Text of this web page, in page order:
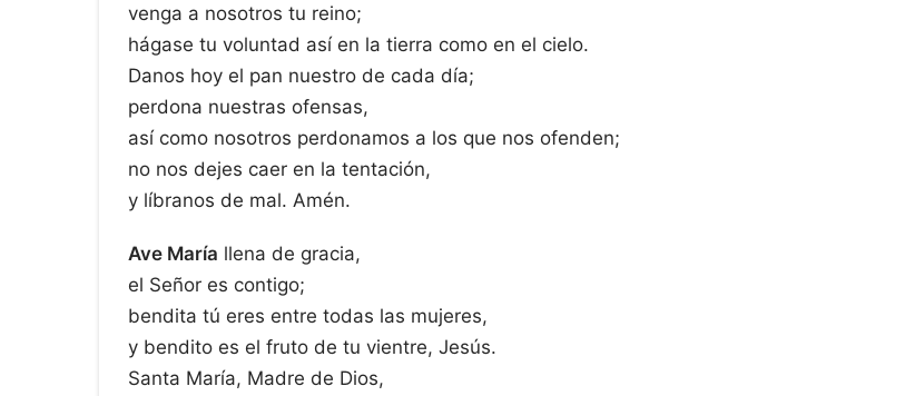
venga a nosotros tu reino;
hágase tu voluntad así en la tierra como en el cielo.
Danos hoy el pan nuestro de cada día;
perdona nuestras ofensas,
así como nosotros perdonamos a los que nos ofenden;
no nos dejes caer en la tentación,
y líbranos de mal. Amén.
Ave María llena de gracia,
el Señor es contigo;
bendita tú eres entre todas las mujeres,
y bendito es el fruto de tu vientre, Jesús.
Santa María, Madre de Dios,